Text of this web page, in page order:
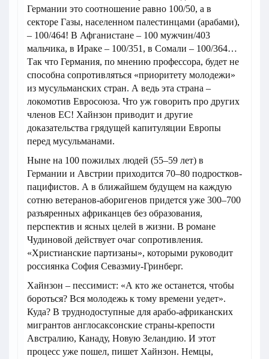
Германии это соотношение равно 100/50, а в
секторе Газы, населенном палестинцами (арабами),
– 100/464! В Афганистане – 100 мужчин/403
мальчика, в Ираке – 100/351, в Сомали – 100/364…
Так что Германия, по мнению профессора, будет не
способна сопротивляться «приоритету молодежи»
из мусульманских стран. А ведь эта страна –
локомотив Евросоюза. Что уж говорить про других
членов ЕС! Хайнзон приводит и другие
доказательства грядущей капитуляции Европы
перед мусульманами.
Ныне на 100 пожилых людей (55–59 лет) в
Германии и Австрии приходится 70–80 подростков-
пацифистов. А в ближайшем будущем на каждую
сотню ветеранов-аборигенов придется уже 300–700
разъяренных африканцев без образования,
перспектив и ясных целей в жизни. В романе
Чудиновой действует очаг сопротивления.
«Христианские партизаны», которыми руководит
россиянка София Севазмиу-Гринберг.
Хайнзон – пессимист: «А кто же останется, чтобы
бороться? Вся молодежь к тому времени уедет».
Куда? В труднодоступные для арабо-африканских
мигрантов англосаксонские страны-крепости
Австралию, Канаду, Новую Зеландию. И этот
процесс уже пошел, пишет Хайнзон. Немцы,